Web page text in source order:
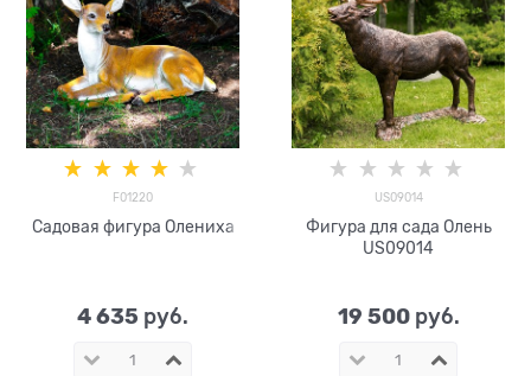
F01220
Садовая фигура Олениха
4 635 руб.
US09014
Фигура для сада Олень
US09014
19 500 руб.